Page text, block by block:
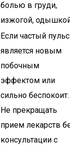
болью в груди,
изжогой,
Если частый пульс
является новым
побочным
эффектом или
сильно беспокоит.
Не прекращать
прием лекарств
консультации с